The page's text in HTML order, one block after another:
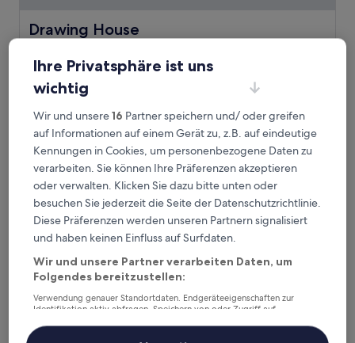
Drawing House
Drawing House
Sterne-
Unterkunft
0.4 km von Bahnhof Montparnasse entfernt
9.6
10,
Aussergewöhnlich,
Bewertungen)
9.6/10 Aussergewöhnlich
Preis
beträgt
CHF 144
CHF 144
inkl. Steuern & Gebühren
16. Aug.–17. Aug.
Hôtel Les Artistes
Ihre Privatsphäre ist uns
wichtig
Wir und unsere16 Partner speichern und/ oder greifen
auf Informationen auf einem Gerät zu, z.B. auf eindeutige
Kennungen in Cookies, um personenbezogene Daten zu
verarbeiten. Sie können Ihre Präferenzen akzeptieren
oder verwalten. Klicken Sie dazu bitte unten oder
besuchen Sie jederzeit die Seite der Datenschutzrichtlinie.
Diese Präferenzen werden unseren Partnern signalisiert
und haben keinen Einfluss auf Surfdaten.
Wir und unsere Partner verarbeiten Daten, um
Folgendes bereitzustellen:
Verwendung genauer Standortdaten. Endgeräteeigenschaften zur
Identifikation aktiv abfragen. Speichern von oder Zugriff auf
Inhalte, Messung von Werbeleistung und der Performance von Inhalten,